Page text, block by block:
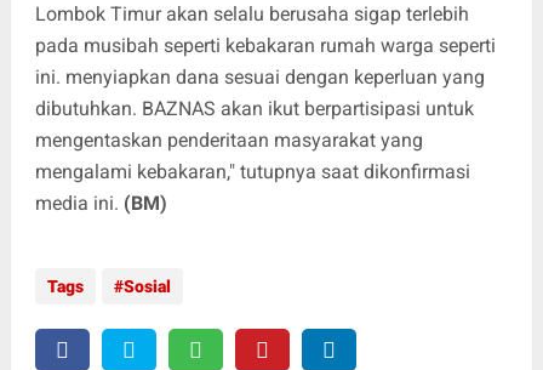
Lombok Timur akan selalu berusaha sigap terlebih
pada musibah seperti kebakaran rumah warga seperti
ini. menyiapkan dana sesuai dengan keperluan yang
dibutuhkan. BAZNAS akan ikut berpartisipasi untuk
mengentaskan penderitaan masyarakat yang
mengalami kebakaran," tutupnya saat dikonfirmasi
media ini. (BM)
Tags Sosial